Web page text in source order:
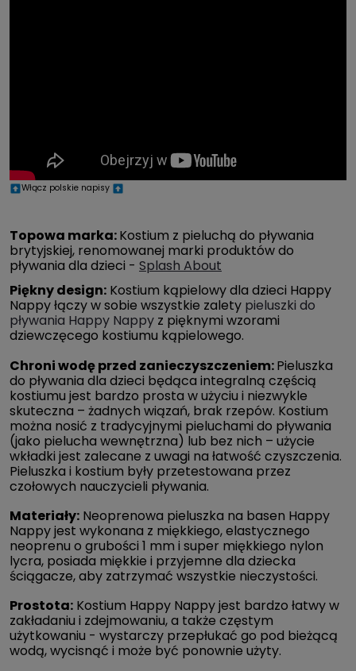
Włącz polskie napisy
Topowa marka:Kostium z pieluchą do pływania
brytyjskiej, renomowanej marki produktów do
pływania dla dzieci - Splash About
Piękny design: Kostium kąpielowy dla dzieci Happy
Nappy łączy w sobie wszystkie zalety pieluszki do
pływania Happy Nappy z pięknymi wzorami
dziewczęcego kostiumu kąpielowego.
Chroni wodę przed zanieczyszczeniem:Pieluszka
do pływania dla dzieci będąca integralną częścią
kostiumu jest bardzo prosta w użyciu i niezwykle
skuteczna – żadnych wiązań, brak rzepów. Kostium
można nosić z tradycyjnymi pieluchami do pływania
(jako pielucha wewnętrzna) lub bez nich – użycie
wkładki jest zalecane z uwagi na łatwość czyszczenia.
Pieluszka i kostium były przetestowana przez
czołowych nauczycieli pływania.
Materiały: Neoprenowa pieluszka na basen Happy
Nappy jest wykonana z miękkiego, elastycznego
neoprenu o grubości 1 mm i super miękkiego nylon
lycra, posiada miękkie i przyjemne dla dziecka
ściągacze, aby zatrzymać wszystkie nieczystości.
Prostota: Kostium Happy Nappy jest bardzo łatwy w
zakładaniu i zdejmowaniu, a także częstym
użytkowaniu - wystarczy przepłukać go pod bieżącą
wodą, wycisnąć i może być ponownie użyty.